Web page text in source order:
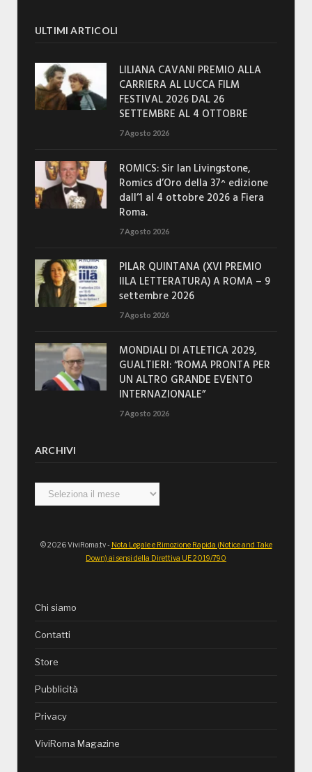
ULTIMI ARTICOLI
LILIANA CAVANI PREMIO ALLA
CARRIERA AL LUCCA FILM
FESTIVAL 2026 DAL 26
SETTEMBRE AL 4 OTTOBRE
7 Agosto 2026
ROMICS: Sir Ian Livingstone,
Romics d’Oro della 37^ edizione
dall’1 al 4 ottobre 2026 a Fiera
Roma.
7 Agosto 2026
PILAR QUINTANA (XVI PREMIO
IILA LETTERATURA) A ROMA – 9
settembre 2026
7 Agosto 2026
MONDIALI DI ATLETICA 2029,
GUALTIERI: “ROMA PRONTA PER
UN ALTRO GRANDE EVENTO
INTERNAZIONALE”
7 Agosto 2026
ARCHIVI
Archivi
© 2026 ViviRoma.tv - Nota Legale e Rimozione Rapida (Notice and Take
Down) ai sensi della Direttiva UE 2019/790
Chi siamo
Contatti
Store
Pubblicità
Privacy
ViviRoma Magazine